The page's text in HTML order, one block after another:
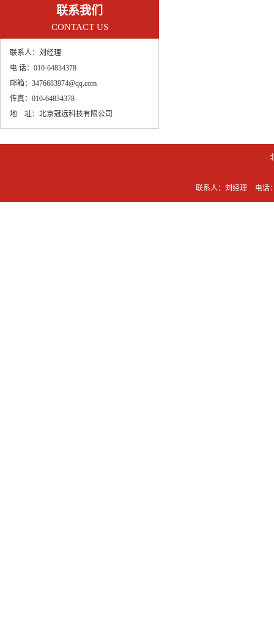
联系我们
CONTACT US
联系人： 刘经理
电 话： 010-64834378
邮箱： 3476683974@qq.com
传真： 010-64834378
地 址： 北京冠远科技有限公司
联系人：刘经理 电话